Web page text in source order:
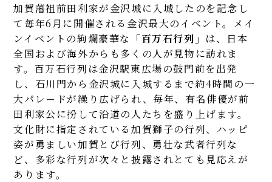
加賀藩祖前田利家が金沢城に入城したのを記念し
て毎年6月に開催される金沢最大のイベント。メイ
ンイベントの絢爛豪華な
「百万石行列」 は、日本
全国および海外からも多くの人が見物に訪れま
す。百万石行列は金沢駅東広場の鼓門前を出発
し、石川門から金沢城に入城するまで約4時間の一
大パレードが繰り広げられ、毎年、有名俳優が前
田利家公に扮して沿道の人たちを盛り上げます。
文化財に指定されている加賀獅子の行列、ハッピ
姿が勇ましい加賀とび行列、勇壮な武者行列な
ど、多彩な行列が次々と披露されとても見応えが
あります。